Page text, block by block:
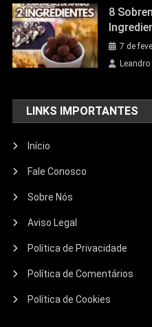
8
7 de
LINKS IMPORTANTES
Início
Fale Conosco
Sobre Nós
Aviso Legal
Política de Privacidade
Política de Comentários
Política de Cookies